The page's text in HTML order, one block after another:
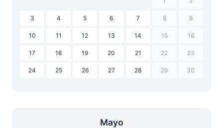
3 4 5 6 7 8 9
10 11 12 13 14 15 16
17 18 19 20 21 22 23
24 25 26 27 28 29 30
Mayo